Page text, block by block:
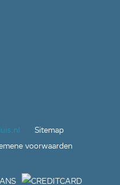
Sitemap
voorwaarden